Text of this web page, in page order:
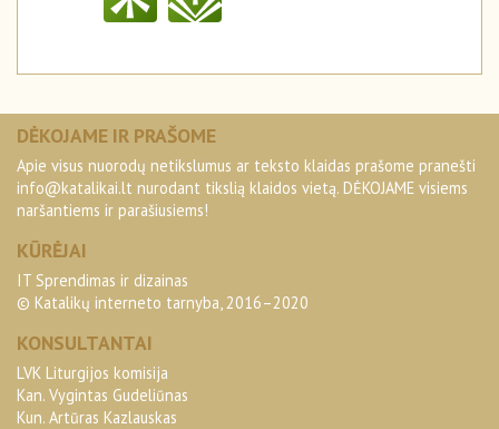
DĖKOJAME IR PRAŠOME
Apie visus nuorodų netikslumus ar teksto klaidas prašome pranešti
info@katalikai.lt nurodant tikslią klaidos vietą. DĖKOJAME visiems
naršantiems ir parašiusiems!
KŪRĖJAI
IT Sprendimas ir dizainas
© Katalikų interneto tarnyba, 2016–2020
KONSULTANTAI
LVK Liturgijos komisija
Kan. Vygintas Gudeliūnas
Kun. Artūras Kazlauskas